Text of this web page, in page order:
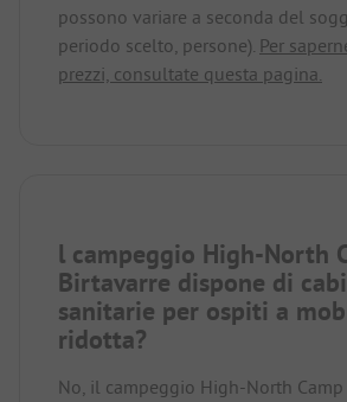
possono variare a seconda del
periodo scelto, persone). Per
prezzi, consultate questa pagina.
l campeggio High-North
Birtavarre dispone di
sanitarie per ospiti a
ridotta?
No, il campeggio High-North